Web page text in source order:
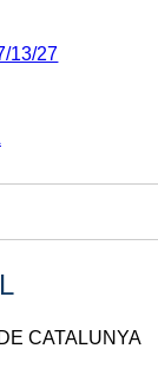
13/27
CATALUNYA